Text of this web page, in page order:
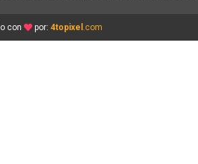
con por: 4topixel .com